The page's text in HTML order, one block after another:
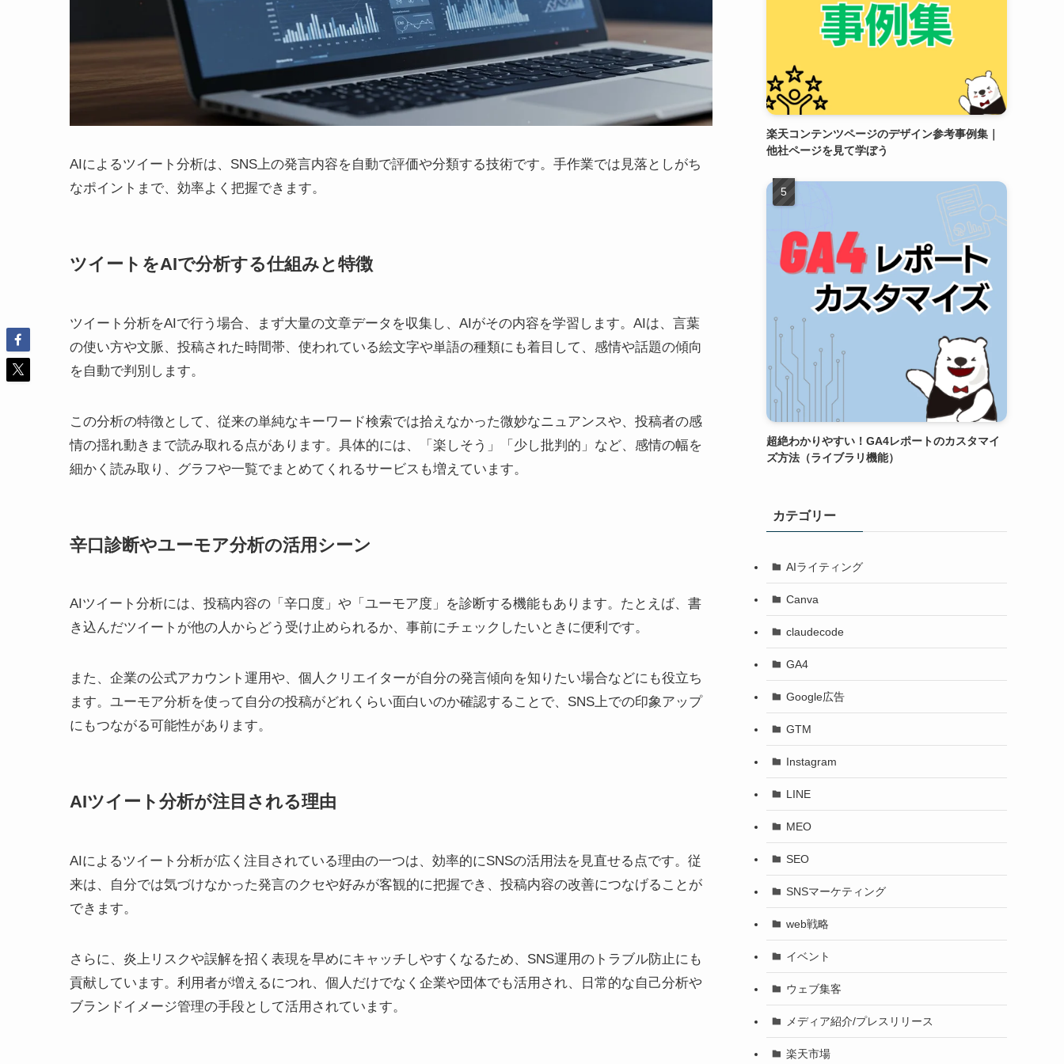
AIによるツイート分析は、SNS上の発言内容を自動で評価や分類する技術です。手作業では見落としがち
なポイントまで、効率よく把握できます。
ツイートをAIで分析する仕組みと特徴
ツイート分析をAIで行う場合、まず大量の文章データを収集し、AIがその内容を学習します。AIは、言葉
の使い方や文脈、投稿された時間帯、使われている絵文字や単語の種類にも着目して、感情や話題の傾向
を自動で判別します。
この分析の特徴として、従来の単純なキーワード検索では拾えなかった微妙なニュアンスや、投稿者の感
情の揺れ動きまで読み取れる点があります。具体的には、「楽しそう」「少し批判的」など、感情の幅を
細かく読み取り、グラフや一覧でまとめてくれるサービスも増えています。
辛口診断やユーモア分析の活用シーン
AIツイート分析には、投稿内容の「辛口度」や「ユーモア度」を診断する機能もあります。たとえば、書
き込んだツイートが他の人からどう受け止められるか、事前にチェックしたいときに便利です。
また、企業の公式アカウント運用や、個人クリエイターが自分の発言傾向を知りたい場合などにも役立ち
ます。ユーモア分析を使って自分の投稿がどれくらい面白いのか確認することで、SNS上での印象アップ
にもつながる可能性があります。
AIツイート分析が注目される理由
AIによるツイート分析が広く注目されている理由の一つは、効率的にSNSの活用法を見直せる点です。従
来は、自分では気づけなかった発言のクセや好みが客観的に把握でき、投稿内容の改善につなげることが
できます。
さらに、炎上リスクや誤解を招く表現を早めにキャッチしやすくなるため、SNS運用のトラブル防止にも
貢献しています。利用者が増えるにつれ、個人だけでなく企業や団体でも活用され、日常的な自己分析や
ブランドイメージ管理の手段として活用されています。
楽天コンテンツページのデザイン参考事例集｜
他社ページを見て学ぼう
超絶わかりやすい！GA4レポートのカスタマイ
ズ方法（ライブラリ機能）
カテゴリー
AIライティング
Canva
claudecode
GA4
Google広告
GTM
Instagram
LINE
MEO
SEO
SNSマーケティング
web戦略
イベント
ウェブ集客
メディア紹介/プレスリリース
楽天市場